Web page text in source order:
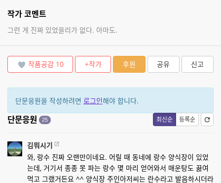
작가 코멘트
그런 게 진짜 있었을리가 없다. 아마도.
작품공감 10 +작가 후원 공유 신고
단문응원을 작성하려면 로그인해야 합니다.
최신순 등록순
단문응원 25
김뭐시기
와, 랑수 진짜 오랜만이네요. 어릴 때 동네에 랑수 양식장이 있었
는데, 거기서 종종 못 파는 랑수 몇 마리 얻어와서 매운탕도 끓여
먹고 그랬거든요 ^^ 양식장 주인아저씨는 란수라고 발음하시더라